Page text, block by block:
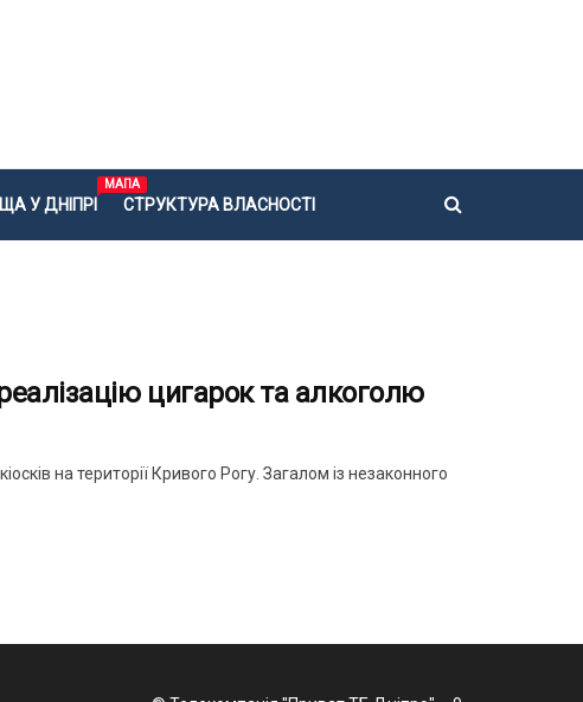
У ДНІПРІ
МАПА
СТРУКТУРА ВЛАСНОСТІ
цигарок та алкоголю
на території Кривого Рогу. Загалом із незаконного